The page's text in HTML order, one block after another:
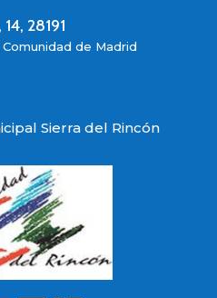
28191
de Madrid
Sierra del Rincón